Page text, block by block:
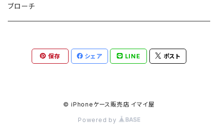
ミラー
ハンドタオル
ヘアピン
ヘアクリップ
セットピアス
イヤーカフ
ブローチ
保存 シェア LINE ポスト
© iPhoneケース販売店 イマイ屋
Powered by